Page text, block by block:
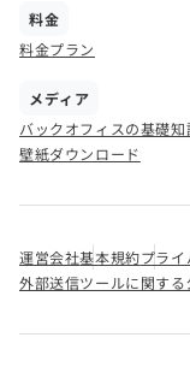
料金
料金プラン
メディア
バックオフィスの基礎知
壁紙ダウンロード
運営会社基本規約プラ
外部送信ツールに関する